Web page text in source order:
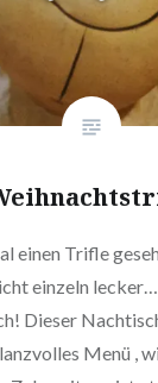
einen Trifle
einzeln
Dieser
Menü ,